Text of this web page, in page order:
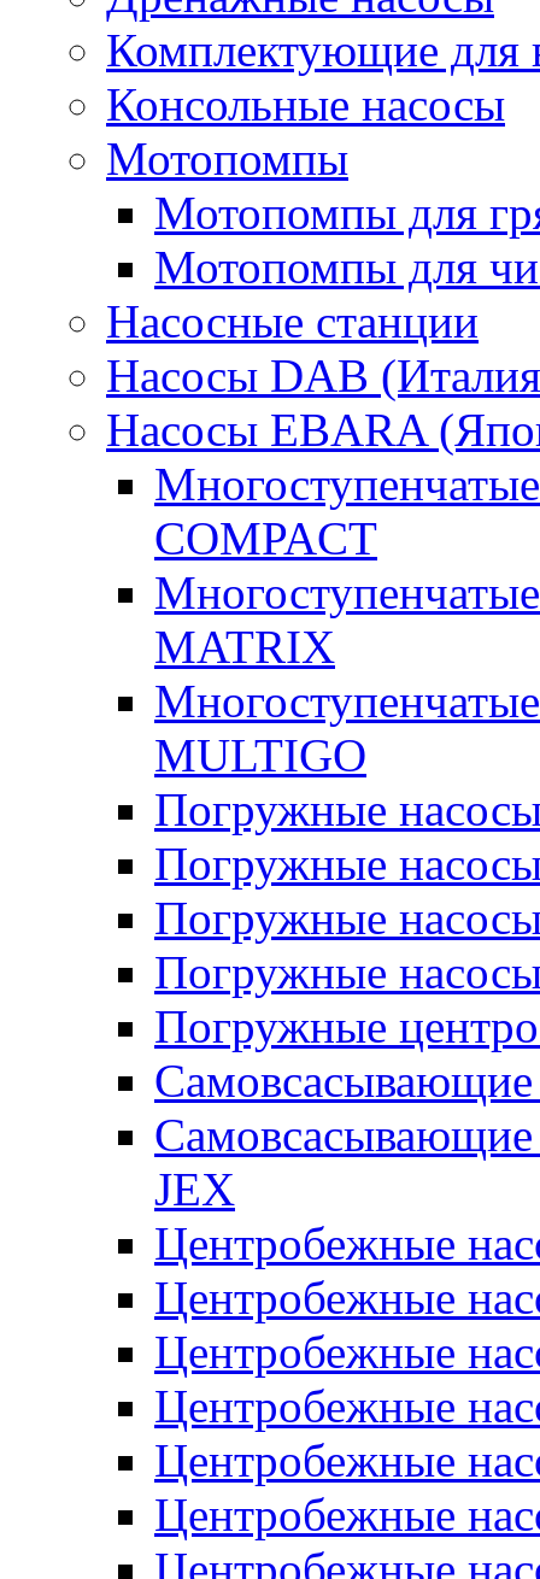
Комплектующие для
Консольные насосы
Мотопомпы
Мотопомпы для
Мотопомпы для
Насосные станции
Насосы DAB
Насосы EBARA
COMPACT
MATRIX
MULTIGO
Погружные
Погружные
Погружные
Погружные
Погружные
Самовсасывающие
Самовсасывающие
JEX
Центробежные
Центробежные
Центробежные
Центробежные
Центробежные
Центробежные
Центробежные